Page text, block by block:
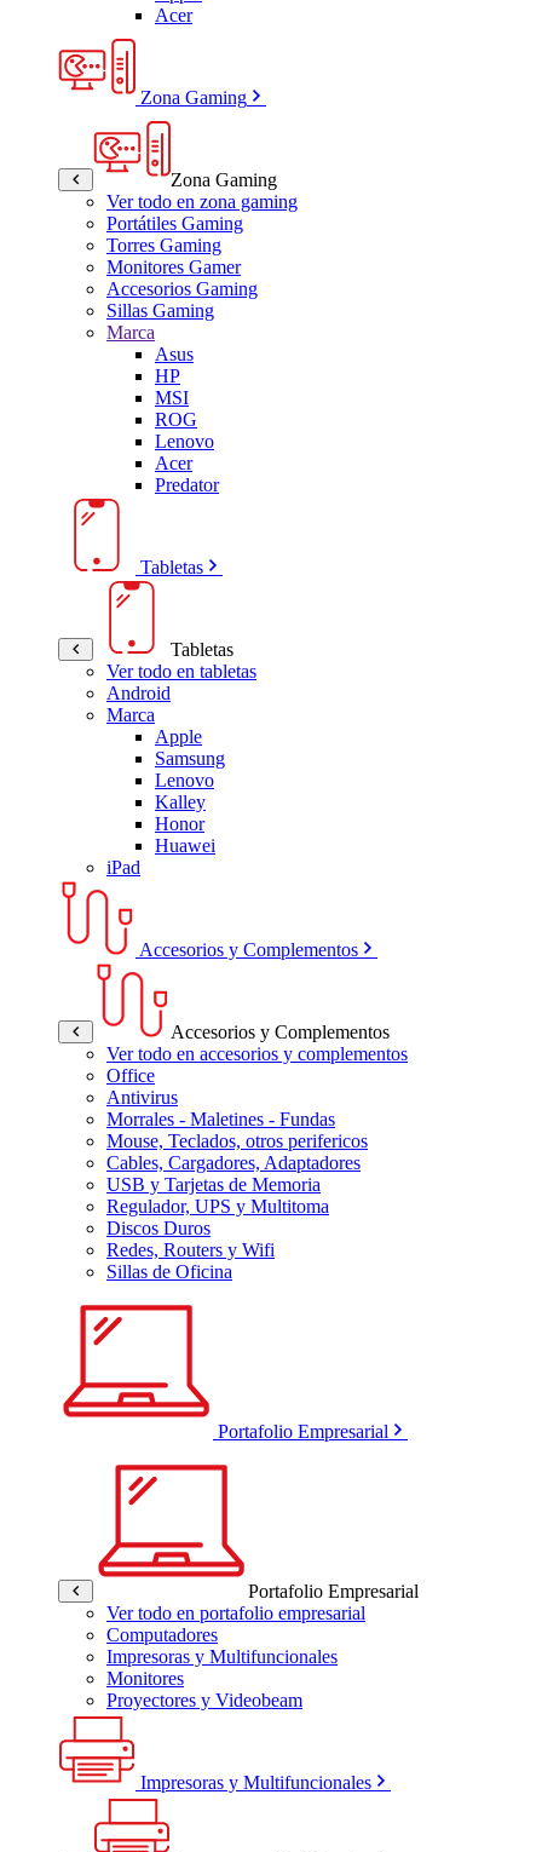
Acer
Zona Gaming
Zona Gaming
Ver todo en zona gaming
Portátiles Gaming
Torres Gaming
Monitores Gamer
Accesorios Gaming
Sillas Gaming
Marca
Asus
HP
MSI
ROG
Lenovo
Acer
Predator
Tabletas
Tabletas
Ver todo en tabletas
Android
Marca
Apple
Samsung
Lenovo
Kalley
Honor
Huawei
iPad
Accesorios y Complementos
Accesorios y Complementos
Ver todo en accesorios y complementos
Office
Antivirus
Morrales - Maletines - Fundas
Mouse, Teclados, otros perifericos
Cables, Cargadores, Adaptadores
USB y Tarjetas de Memoria
Regulador, UPS y Multitoma
Discos Duros
Redes, Routers y Wifi
Sillas de Oficina
Portafolio Empresarial
Portafolio Empresarial
Ver todo en portafolio empresarial
Computadores
Impresoras y Multifuncionales
Monitores
Proyectores y Videobeam
Impresoras y Multifuncionales